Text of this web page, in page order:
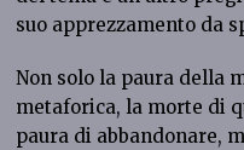
suo apprezzamento da
Non solo la paura della
metaforica, la morte di
paura di abbandonare,